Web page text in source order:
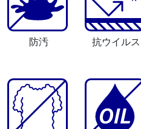
防汚 抗ウイルス